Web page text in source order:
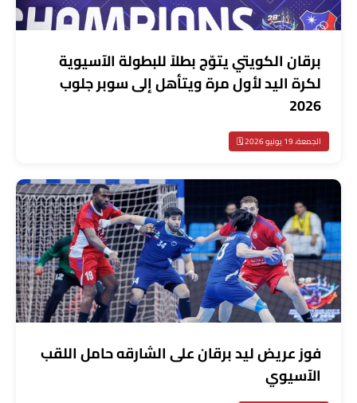
برقان الكويتي يتوّج بطلاً للبطولة الآسيوية
لكرة اليد لأول مرة ويتأهل إلى سوبر جلوب
2026
الجمعة، 19 يونيو 2026 🗓️
فوز عريض ليد برقان على الشارقه حامل اللقب
الآسيوي